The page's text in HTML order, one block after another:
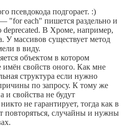
псевдокода подгорает. :)
"for each" пишется раздельно и
deprecated. В Хроме, например,
У массивов существует метод
в виду.
объектом в котором
имён свойств оного. Как мне
структура если нужно
по запросу. К тому же
и свойства не будут
не гарантирует, тогда как в
повторяться, случайны и нужны